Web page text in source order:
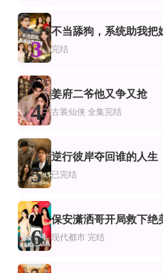
荒年逆袭，我带哑巴妻子致富
九爷的心尖宠
大力女子安晓然
全集完结
红薯为聘：将军的福安妻
全集完结
我错把王爷侄子当外甥
全集完结
臭山贼朕就是女帝
全集完结
金枝碎
全集完结
穿成炮灰嫁给笔下反派
完结
一世枭医
杨文＆梁雅文
3
不当舔狗，系统助我把
完结
4
姜府二爷他又争又抢
古装仙侠 全集完结
5
逆行彼岸夺回谁的人生
已完结
6
保安潇洒哥开局救下绝
现代都市 完结